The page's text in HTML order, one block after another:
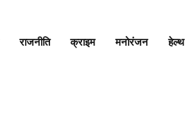
राजनीति क्राइम मनोरंजन हेल्थ